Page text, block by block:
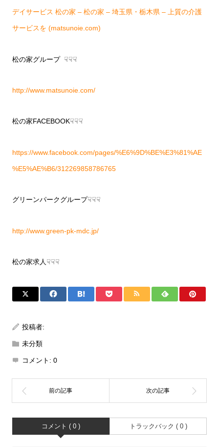
デイサービス 松の家 – 松の家 – 埼玉県・栃木県 – 上質の介護
サービスを (matsunoie.com)
松の家グループ ☟☟☟
http://www.matsunoie.com/
松の家FACEBOOK☟☟☟
https://www.facebook.com/pages/%E6%9D%BE%E3%81%AE
%E5%AE%B6/312269858786765
グリーンパークグループ☟☟☟
http://www.green-pk-mdc.jp/
松の家求人☟☟☟
投稿者:
未分類
コメント: 0
コメント ( 0 ) トラックバック ( 0 )